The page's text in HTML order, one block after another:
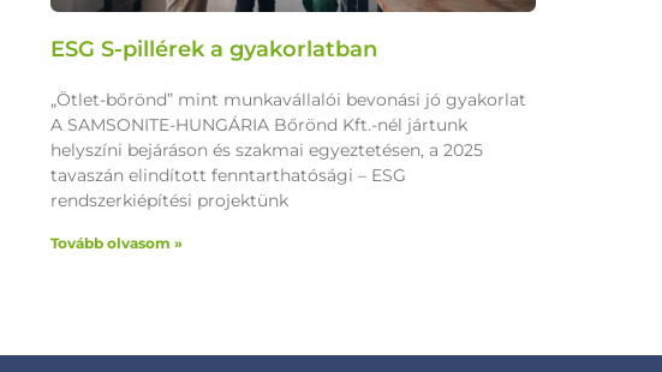
ESG S-pillérek a gyakorlatban
„Ötlet-bőrönd” mint munkavállalói bevonási jó gyakorlat
A SAMSONITE-HUNGÁRIA Bőrönd Kft.-nél jártunk
helyszíni bejáráson és szakmai egyeztetésen, a 2025
tavaszán elindított fenntarthatósági – ESG
rendszerkiépítési projektünk
Tovább olvasom »